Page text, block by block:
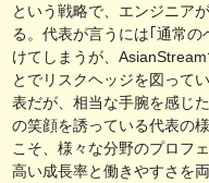
という戦略で、エンジニア
る。代表が言うには｢通常
けてしまうが、
とでリスクヘッジを図って
表だが、相当な手腕を感じ
の笑顔を誘っている代表の
こそ、様々な分野のプロフ
高い成長率と働きやすさを